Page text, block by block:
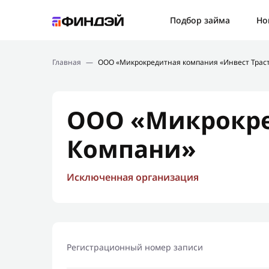
Подбор займа
Новости
Главная — ООО «Микрокредитная компания «Инвест
ООО
Компани»
Исключенная организация
Регистрационный номер записи